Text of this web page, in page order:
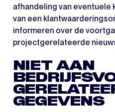
afhandeling van eventuele
van een
informeren over de
projectgerelateerde
NIET AAN
GEGEVENS